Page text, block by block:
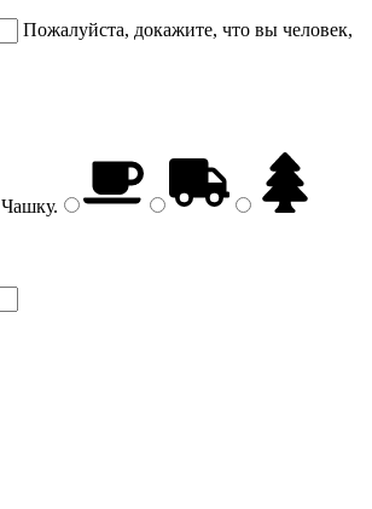
Пожалуйста, докажите, что вы человек,
Чашку.